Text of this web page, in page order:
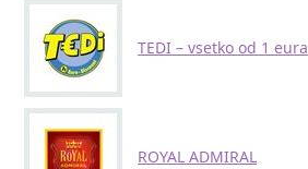
TEDI – vsetko od 1 eura
ROYAL ADMIRAL